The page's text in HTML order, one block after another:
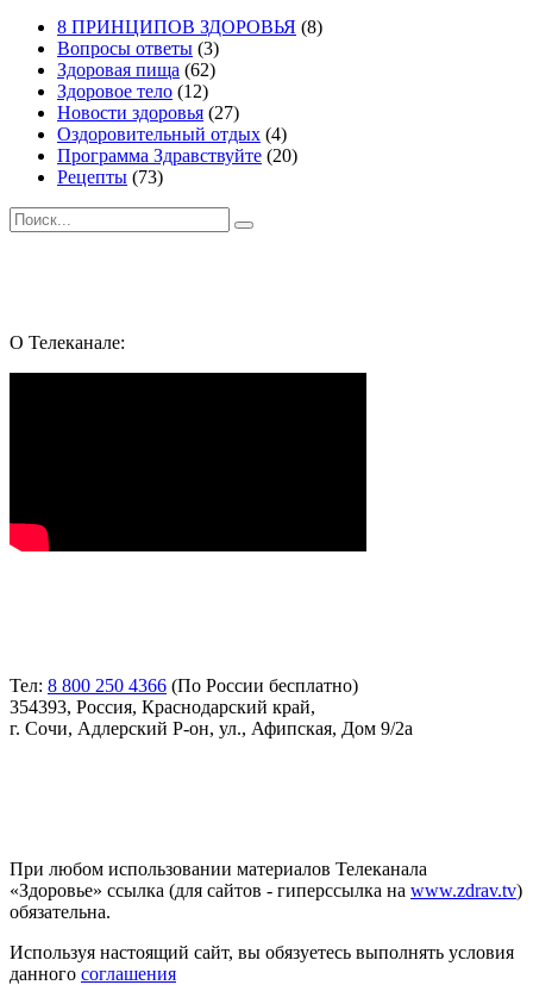
БРЮССЕЛЬСКУЮ
капусту
ВКУСНО
?
8 ПРИНЦИПОВ ЗДОРОВЬЯ (8)
Вопросы ответы (3)
Здоровая пища (62)
Здоровое тело (12)
Новости здоровья (27)
Оздоровительный отдых (4)
Программа Здравствуйте (20)
Рецепты (73)
Поиск
О Телеканале:
Тел: 8 800 250 4366 (По России бесплатно)
354393, Россия, Краснодарский край,
г. Сочи, Адлерский Р-он, ул., Афипская, Дом 9/2а
При любом использовании материалов Телеканала
«Здоровье» ссылка (для сайтов - гиперссылка на www.zdrav.tv)
обязательна.
Используя настоящий сайт, вы обязуетесь выполнять условия
данного соглашения